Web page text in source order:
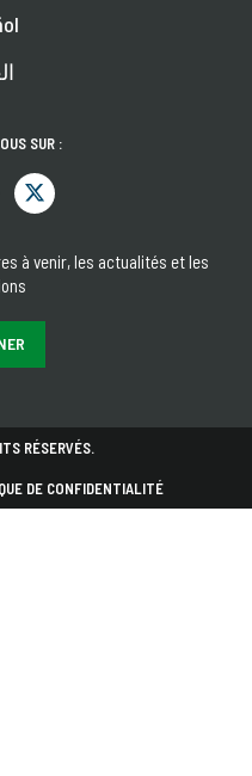
SUR :
à venir, les actualités et les
RÉSERVÉS.
DE CONFIDENTIALITÉ